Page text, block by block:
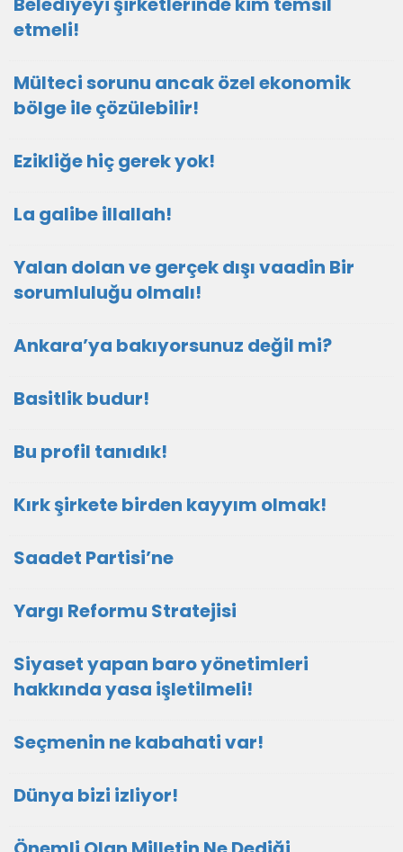
etmeli!
Mülteci sorunu ancak özel ekonomik
bölge ile çözülebilir!
Ezikliğe hiç gerek yok!
La galibe illallah!
Yalan dolan ve gerçek dışı vaadin Bir
sorumluluğu olmalı!
Ankara’ya bakıyorsunuz değil mi?
Basitlik budur!
Bu profil tanıdık!
Kırk şirkete birden kayyım olmak!
Saadet Partisi’ne
Yargı Reformu Stratejisi
Siyaset yapan baro yönetimleri
hakkında yasa işletilmeli!
Seçmenin ne kabahati var!
Dünya bizi izliyor!